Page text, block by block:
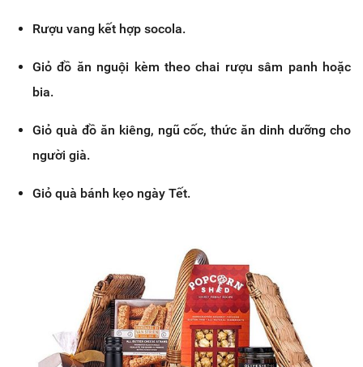
Rượu vang kết hợp socola.
Giỏ đồ ăn nguội kèm theo chai rượu sâm panh hoặc
bia.
Giỏ quà đồ ăn kiêng, ngũ cốc, thức ăn dinh dưỡng cho
người già.
Giỏ quà bánh kẹo ngày Tết.